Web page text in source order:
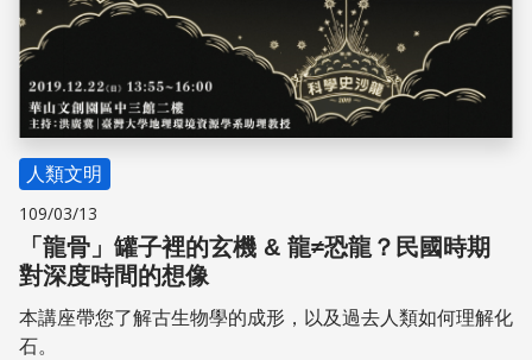
人類文明
109/03/13
「龍骨」罐子裡的玄機 & 龍≠恐龍？民國時期
對深度時間的想像
本講座帶您了解古生物學的成形，以及過去人類如何理解化
石。